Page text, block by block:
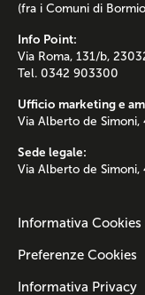
(fra i Comuni di
Info Point:
Via Roma, 131/b,
Tel. 0342 903300
Ufficio marketing e
Via Alberto de Simoni,
Sede legale:
Via Alberto de Simoni,
Informativa Cookies
Preferenze Cookies
Informativa Privacy